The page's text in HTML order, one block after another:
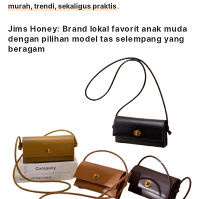
murah, trendi, sekaligus praktis.
Jims Honey: Brand lokal favorit anak muda
dengan pilihan model tas selempang yang
beragam